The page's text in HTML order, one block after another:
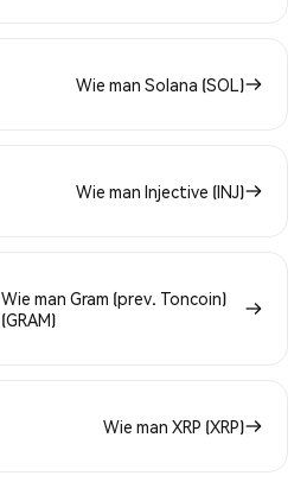
Wie man Solana (SOL)
Wie man Injective (INJ)
Wie man Gram (prev. Toncoin)
(GRAM)
Wie man XRP (XRP)